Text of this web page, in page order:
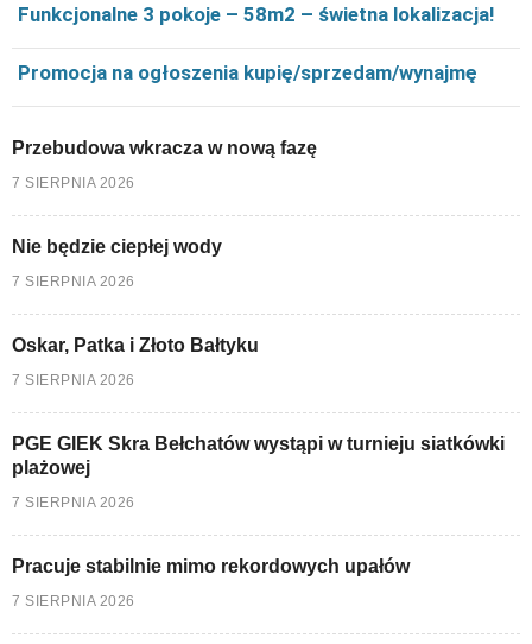
Funkcjonalne 3 pokoje – 58m2 – świetna lokalizacja!
Promocja na ogłoszenia kupię/sprzedam/wynajmę
Przebudowa wkracza w nową fazę
7 SIERPNIA 2026
Nie będzie ciepłej wody
7 SIERPNIA 2026
Oskar, Patka i Złoto Bałtyku
7 SIERPNIA 2026
PGE GIEK Skra Bełchatów wystąpi w turnieju siatkówki
plażowej
7 SIERPNIA 2026
Pracuje stabilnie mimo rekordowych upałów
7 SIERPNIA 2026